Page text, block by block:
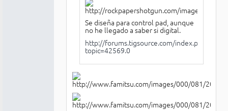
Se diseña para control pad, aunque
no he llegado a saber si digital.
http://forums.tigsource.com/index.php?
topic=42569.0